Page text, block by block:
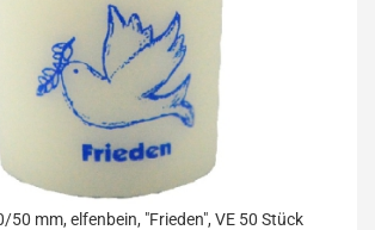
50 mm, elfenbein, "Frieden", VE 50 Stück